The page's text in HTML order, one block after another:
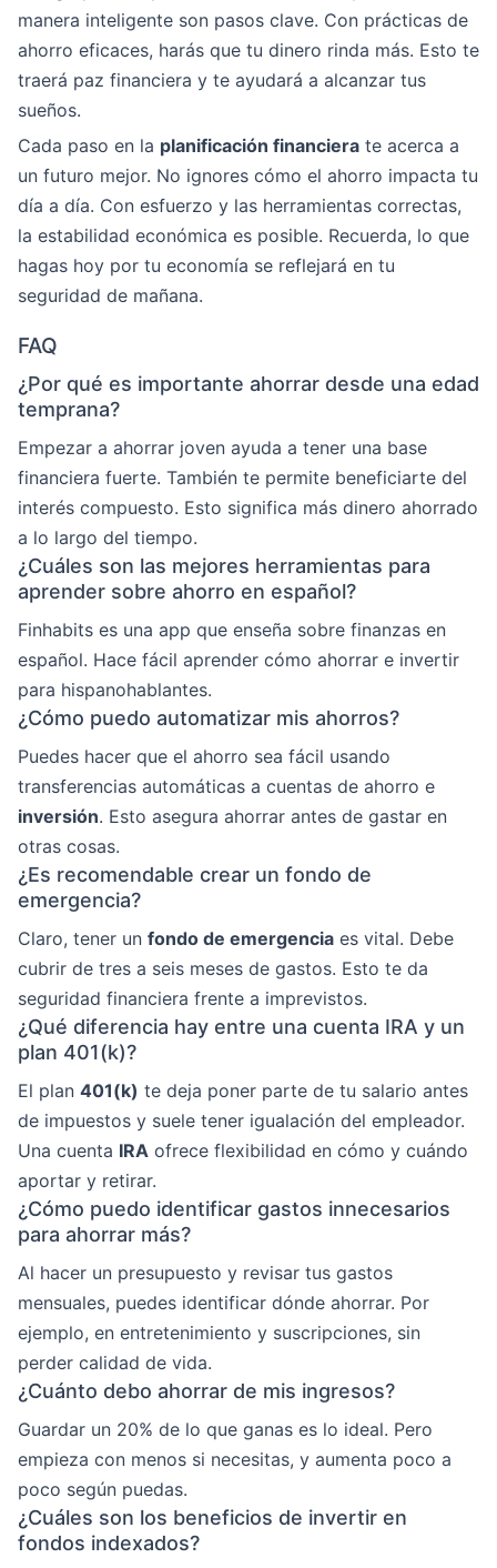
manera inteligente son pasos clave. Con prácticas de
ahorro eficaces, harás que tu dinero rinda más. Esto te
traerá paz financiera y te ayudará a alcanzar tus
sueños.
Cada paso en la planificación financiera te acerca a
un futuro mejor. No ignores cómo el ahorro impacta tu
día a día. Con esfuerzo y las herramientas correctas,
la estabilidad económica es posible. Recuerda, lo que
hagas hoy por tu economía se reflejará en tu
seguridad de mañana.
FAQ
¿Por qué es importante ahorrar desde una edad
temprana?
Empezar a ahorrar joven ayuda a tener una base
financiera fuerte. También te permite beneficiarte del
interés compuesto. Esto significa más dinero ahorrado
a lo largo del tiempo.
¿Cuáles son las mejores herramientas para
aprender sobre ahorro en español?
Finhabits es una app que enseña sobre finanzas en
español. Hace fácil aprender cómo ahorrar e invertir
para hispanohablantes.
¿Cómo puedo automatizar mis ahorros?
Puedes hacer que el ahorro sea fácil usando
transferencias automáticas a cuentas de ahorro e
inversión. Esto asegura ahorrar antes de gastar en
otras cosas.
¿Es recomendable crear un fondo de
emergencia?
Claro, tener un fondo de emergencia es vital. Debe
cubrir de tres a seis meses de gastos. Esto te da
seguridad financiera frente a imprevistos.
¿Qué diferencia hay entre una cuenta IRA y un
plan 401(k)?
El plan 401(k) te deja poner parte de tu salario antes
de impuestos y suele tener igualación del empleador.
Una cuenta IRA ofrece flexibilidad en cómo y cuándo
aportar y retirar.
¿Cómo puedo identificar gastos innecesarios
para ahorrar más?
Al hacer un presupuesto y revisar tus gastos
mensuales, puedes identificar dónde ahorrar. Por
ejemplo, en entretenimiento y suscripciones, sin
perder calidad de vida.
¿Cuánto debo ahorrar de mis ingresos?
Guardar un 20% de lo que ganas es lo ideal. Pero
empieza con menos si necesitas, y aumenta poco a
poco según puedas.
¿Cuáles son los beneficios de invertir en
fondos indexados?